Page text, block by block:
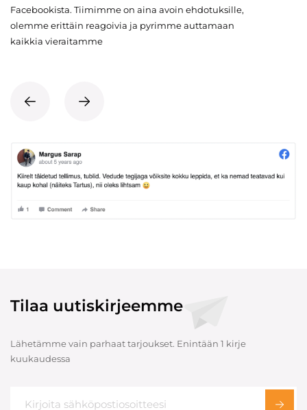
Facebookista. Tiimimme on aina avoin ehdotuksille,
olemme erittäin reagoivia ja pyrimme auttamaan
kaikkia vieraitamme
Tilaa uutiskirjeemme
Lähetämme vain parhaat tarjoukset. Enintään 1 kirje
kuukaudessa